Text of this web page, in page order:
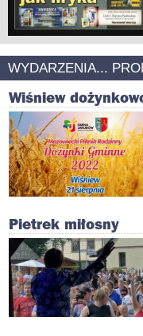
WYDARZENIA...
Wiśniew
Pietrek miłosny